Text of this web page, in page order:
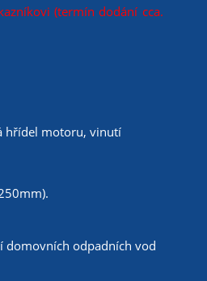
(termín dodání cca.
hřídel motoru, vinutí
domovních odpadních vod